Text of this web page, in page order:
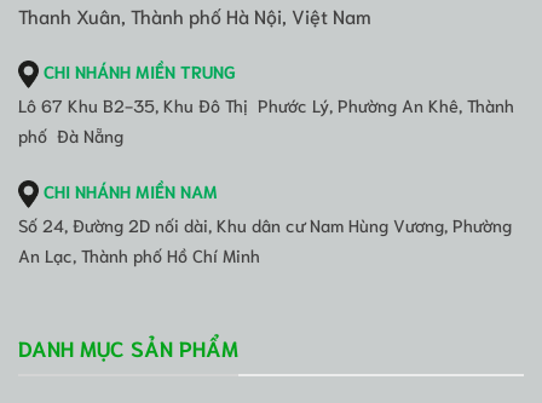
Thanh Xuân, Thành phố Hà Nội, Việt Nam
CHI NHÁNH MIỀN TRUNG
Lô 67 Khu B2-35, Khu Đô Thị Phước Lý, Phường An Khê, Thành
phố Đà Nẵng
CHI NHÁNH MIỀN NAM
Số 24, Đường 2D nối dài, Khu dân cư Nam Hùng Vương, Phường
An Lạc, Thành phố Hồ Chí Minh
DANH MỤC SẢN PHẨM